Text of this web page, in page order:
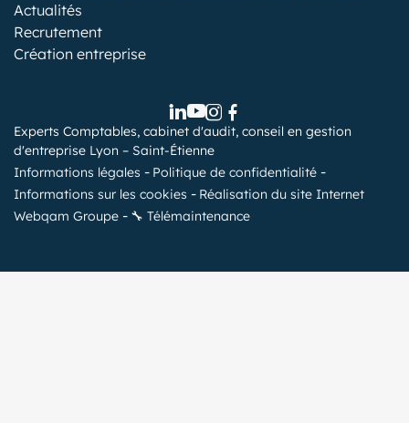
Actualités
Recrutement
Création entreprise
Experts Comptables, cabinet d'audit, conseil en gestion
d'entreprise Lyon – Saint-Étienne
Informations légales
Politique de confidentialité
Informations sur les cookies
Réalisation du site Internet
Webqam Groupe
🔧 Télémaintenance